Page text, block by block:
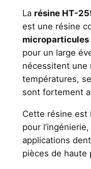
.
R
é
s
i
n
e
H
T
-
2
La résine HT-
est une résine
microparticules
pour un large
nécessitent une
températures,
sont fortement
Cette résine est
pour
applications
pièces de haute